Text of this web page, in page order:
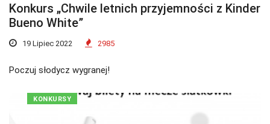
Konkurs „Chwile letnich przyjemności z Kinder
Bueno White”
19 Lipiec 2022 2985
Poczuj słodycz wygranej!
KONKURSY